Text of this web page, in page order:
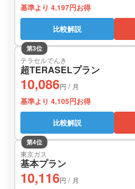
基準より 4,197円お得
比較解説
第3位
テラセルでんき
超TERASELプラン
10,086円 / 月
基準より 4,105円お得
比較解説
第4位
東京ガス
基本プラン
10,116円 / 月